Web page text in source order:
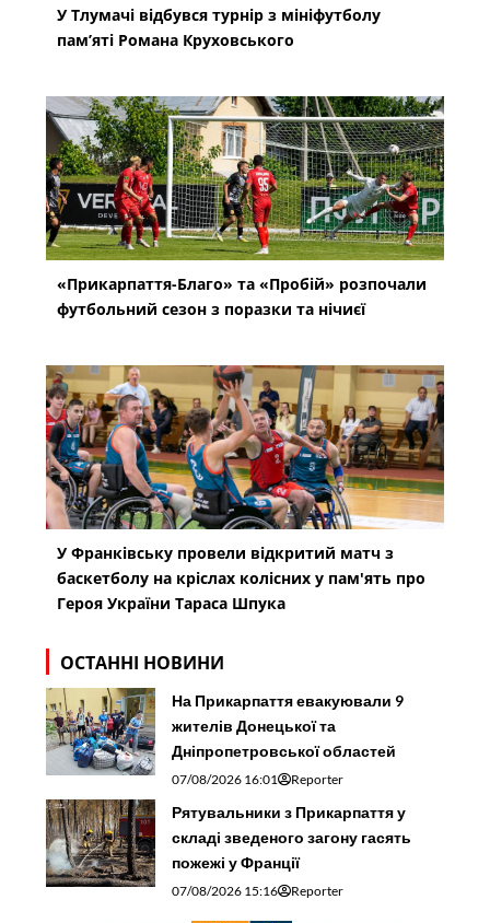
У Тлумачі відбувся турнір з мініфутболу
пам’яті Романа Круховського
«Прикарпаття-Благо» та «Пробій» розпочали
футбольний сезон з поразки та нічиєї
У Франківську провели відкритий матч з
баскетболу на кріслах колісних у пам'ять про
Героя України Тараса Шпука
ОСТАННІ НОВИНИ
На Прикарпаття евакуювали 9
жителів Донецької та
Дніпропетровської областей
07/08/2026 16:01 Reporter
Рятувальники з Прикарпаття у
складі зведеного загону гасять
пожежі у Франції
07/08/2026 15:16 Reporter